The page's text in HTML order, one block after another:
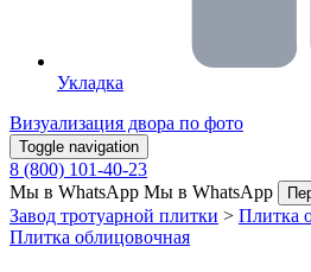
Укладка
Визуализация двора по фото
Toggle navigation
8 (800) 101-40-23
Мы в WhatsApp Мы в WhatsApp
Завод тротуарной плитки > Плитка
Плитка облицовочная